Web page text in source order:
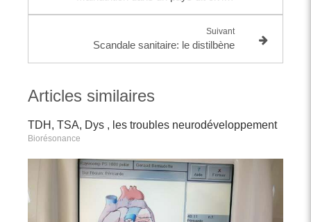
Suivant
Scandale sanitaire: le distilbène
Articles similaires
TDH, TSA, Dys , les troubles neurodéveloppement
Biorésonance